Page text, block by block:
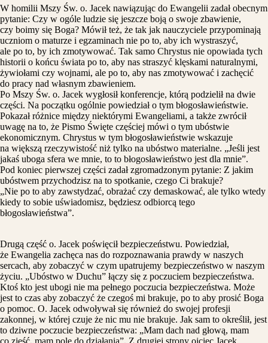
W homilii Mszy Św. o. Jacek nawiązując do Ewangelii zadał obecnym
pytanie: Czy w ogóle ludzie się jeszcze boją o swoje zbawienie,
czy boimy się Boga? Mówił też, że tak jak nauczyciele przypominają
uczniom o maturze i egzaminach nie po to, aby ich wystraszyć,
ale po to, by ich zmotywować. Tak samo Chrystus nie opowiada tych
historii o końcu świata po to, aby nas straszyć klęskami naturalnymi,
żywiołami czy wojnami, ale po to, aby nas zmotywować i zachęcić
do pracy nad własnym zbawieniem.
Po Mszy Św. o. Jacek wygłosił konferencje, którą podzielił na dwie
części. Na początku ogólnie powiedział o tym błogosławieństwie.
Pokazał różnice między niektórymi Ewangeliami, a także zwrócił
uwagę na to, że Pismo Święte częściej mówi o tym ubóstwie
ekonomicznym. Chrystus w tym błogosławieństwie wskazuje
na większą rzeczywistość niż tylko na ubóstwo materialne. „Jeśli jest
jakaś uboga sfera we mnie, to to błogosławieństwo jest dla mnie”.
Pod koniec pierwszej części zadał zgromadzonym pytanie: Z jakim
ubóstwem przychodzisz na to spotkanie, czego Ci brakuje?
„Nie po to aby zawstydzać, obrażać czy demaskować, ale tylko wtedy
kiedy to sobie uświadomisz, będziesz odbiorcą tego
błogosławieństwa”.
Drugą część o. Jacek poświęcił bezpieczeństwu. Powiedział,
że Ewangelia zachęca nas do rozpoznawania prawdy w naszych
sercach, aby zobaczyć w czym upatrujemy bezpieczeństwo w naszym
życiu. „Ubóstwo w Duchu” łączy się z poczuciem bezpieczeństwa.
Ktoś kto jest ubogi nie ma pełnego poczucia bezpieczeństwa. Może
jest to czas aby zobaczyć że czegoś mi brakuje, po to aby prosić Boga
o pomoc. O. Jacek odwoływał się również do swojej profesji
zakonnej, w której czuje że nic mu nie brakuje. Jak sam to określił, jest
to dziwne poczucie bezpieczeństwa: „Mam dach nad głową, mam
co zjeść, mam pole do działania”. Z drugiej strony ojciec Jacek